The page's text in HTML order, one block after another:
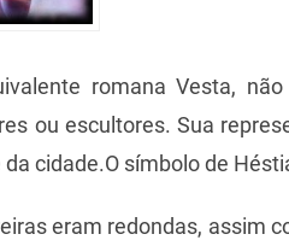
romana Vesta,
ou escultores. Sua
cidade.O símbolo de
eram redondas, assim